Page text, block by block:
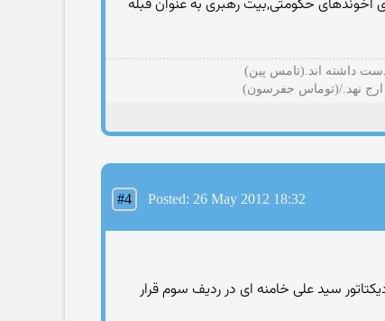
آخوندهای حکومتی,بیت رهبری به عنوان قبله
داشته اند.(تامس پین)
ارج نهد./(توماس جفرسون)
#4 Posted: 26 May 2012 18:32
دیکتاتور سید علی خامنه ای در ردیف سوم قرار